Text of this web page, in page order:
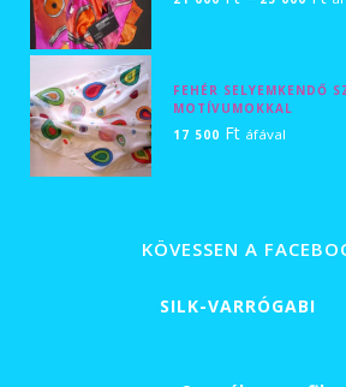
-
FEHÉR SELYEMKENDŐ
MOTÍVUMOKKAL
17 500 Ft áfával
KÖVESSEN A
SILK-VARRÓGABI